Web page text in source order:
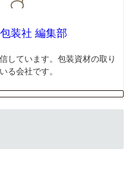
装社 編集部
しています。包装資材の取り
る会社です。